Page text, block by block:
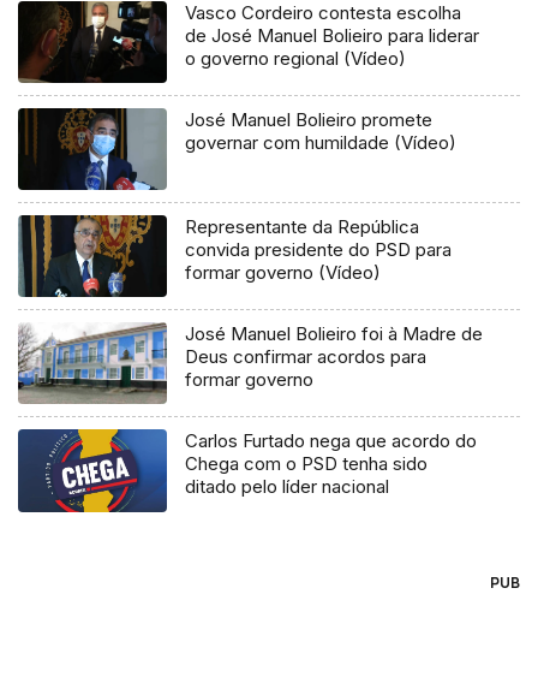
Vasco Cordeiro contesta escolha
de José Manuel Bolieiro para liderar
o governo regional (Vídeo)
José Manuel Bolieiro promete
governar com humildade (Vídeo)
Representante da República
convida presidente do PSD para
formar governo (Vídeo)
José Manuel Bolieiro foi à Madre de
Deus confirmar acordos para
formar governo
Carlos Furtado nega que acordo do
Chega com o PSD tenha sido
ditado pelo líder nacional
PUB